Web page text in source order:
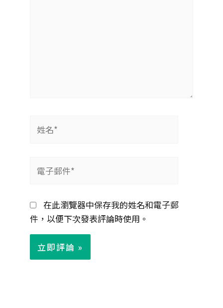
名
件
*
在此瀏覽器中保存我的姓名和電子郵
件，以便下次發表評論時使用。